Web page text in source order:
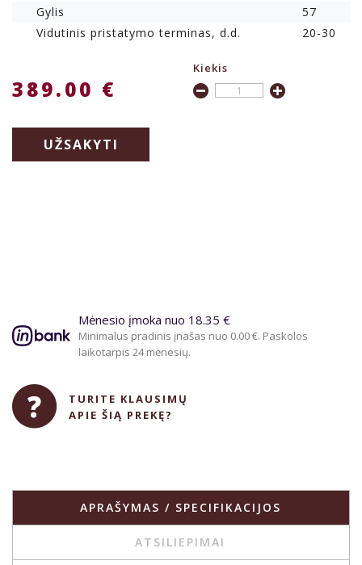
Gylis
57
Vidutinis pristatymo terminas, d.d.
20-30
389.00 €
Kiekis
UŽSAKYTI
Mėnesio įmoka nuo 18.35 €
Minimalus pradinis įnašas nuo 0.00 €. Paskolos
laikotarpis 24 mėnesių.
TURITE KLAUSIMŲ
APIE ŠIĄ PREKĘ?
APRAŠYMAS / SPECIFIKACIJOS
ATSILIEPIMAI